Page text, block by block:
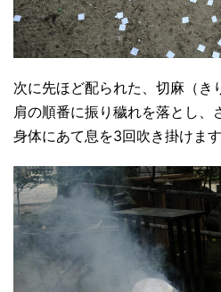
次に先ほど配られた、切麻（き
肩の順番に振り穢れを落とし、
身体にあて息を3回吹き掛けます